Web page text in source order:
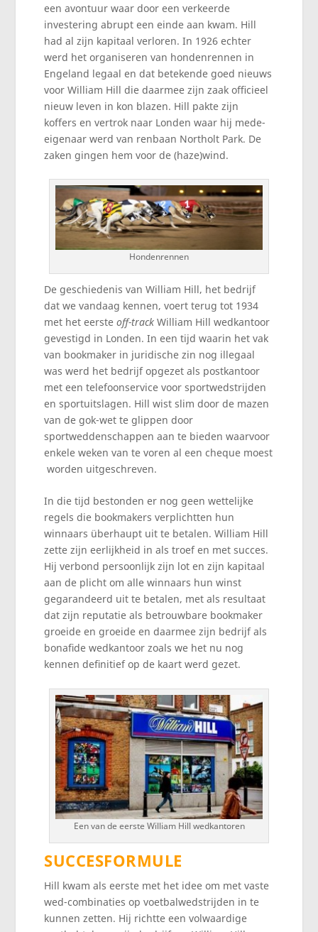
een avontuur waar door een verkeerde
investering abrupt een einde aan kwam. Hill
had al zijn kapitaal verloren. In 1926 echter
werd het organiseren van hondenrennen in
Engeland legaal en dat betekende goed nieuws
voor William Hill die daarmee zijn zaak officieel
nieuw leven in kon blazen. Hill pakte zijn
koffers en vertrok naar Londen waar hij mede-
eigenaar werd van renbaan Northolt Park. De
zaken gingen hem voor de (haze)wind.
Hondenrennen
De geschiedenis van William Hill, het bedrijf
dat we vandaag kennen, voert terug tot 1934
met het eersteoff-track William Hill wedkantoor
gevestigd in Londen. In een tijd waarin het vak
van bookmaker in juridische zin nog illegaal
was werd het bedrijf opgezet als postkantoor
met een telefoonservice voor sportwedstrijden
en sportuitslagen. Hill wist slim door de mazen
van de gok-wet te glippen door
sportweddenschappen aan te bieden waarvoor
enkele weken van te voren al een cheque moest
worden uitgeschreven.
In die tijd bestonden er nog geen wettelijke
regels die bookmakers verplichtten hun
winnaars überhaupt uit te betalen. William Hill
zette zijn eerlijkheid in als troef en met succes.
Hij verbond persoonlijk zijn lot en zijn kapitaal
aan de plicht om alle winnaars hun winst
gegarandeerd uit te betalen, met als resultaat
dat zijn reputatie als betrouwbare bookmaker
groeide en groeide en daarmee zijn bedrijf als
bonafide wedkantoor zoals we het nu nog
kennen definitief op de kaart werd gezet.
Een van de eerste William Hill wedkantoren
SUCCESFORMULE
Hill kwam als eerste met het idee om met vaste
wed-combinaties op voetbalwedstrijden in te
kunnen zetten. Hij richtte een volwaardige